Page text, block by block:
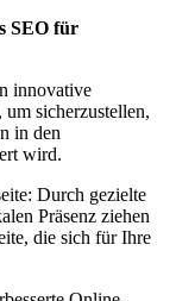
SEO für
innovative
sicherzustellen,
in den
wird.
Durch gezielte
Präsenz ziehen
die sich für Ihre